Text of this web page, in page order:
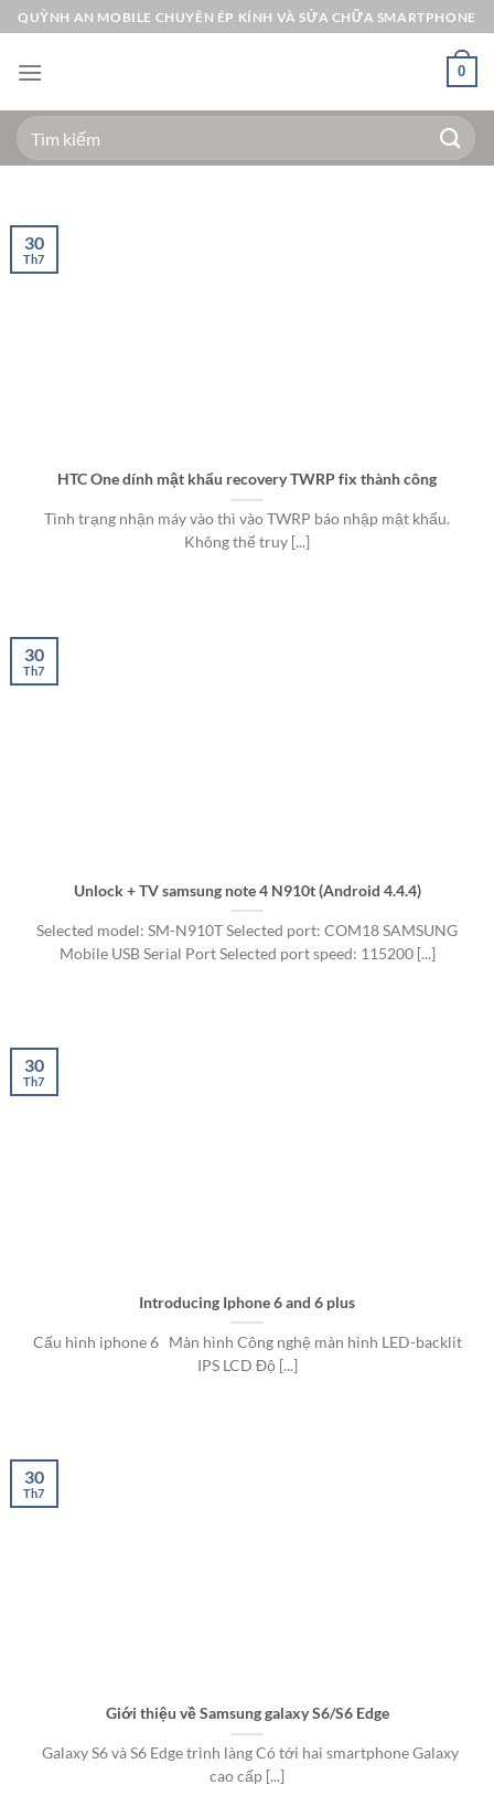
Bỏ
qua
nội
QUỲNH AN MOBILE CHUYÊN ÉP KÍNH VÀ SỬA CHỮA SMARTPHONE
0
Tìm
kiếm:
HTC One dính mật khẩu recovery TWRP fix thành công
Tình trạng nhận máy vào thì vào TWRP báo nhập mật khẩu.
Không thể truy [...]
30
Th7
Unlock + TV samsung note 4 N910t (Android 4.4.4)
Selected model: SM-N910T Selected port: COM18 SAMSUNG
Mobile USB Serial Port Selected port speed: 115200 [...]
30
Th7
Introducing Iphone 6 and 6 plus
Cấu hình iphone 6 Màn hình Công nghệ màn hình LED-backlit
IPS LCD Độ [...]
30
Th7
Giới thiệu về Samsung galaxy S6/S6 Edge
Galaxy S6 và S6 Edge trình làng Có tới hai smartphone Galaxy
cao cấp [...]
30
Th7